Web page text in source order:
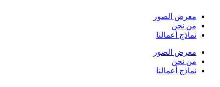
content
معرض الصور
من نحن
نماذج أعمالنا
معرض الصور
من نحن
نماذج أعمالنا